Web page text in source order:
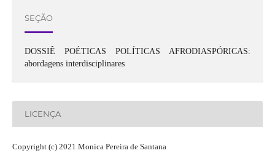
SEÇÃO
DOSSIÊ POÉTICAS POLÍTICAS AFRODIASPÓRICAS:
abordagens interdisciplinares
LICENÇA
Copyright (c) 2021 Monica Pereira de Santana